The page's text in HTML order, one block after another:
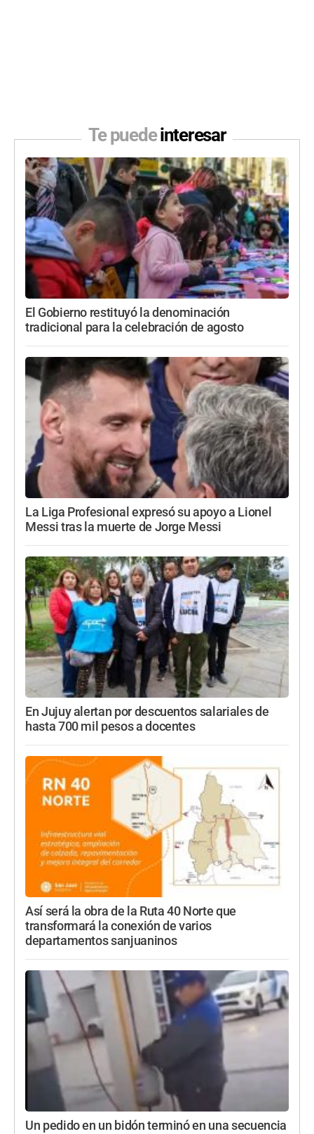
Te puedeinteresar
El Gobierno restituyó la denominación
tradicional para la celebración de agosto
La Liga Profesional expresó su apoyo a Lionel
Messi tras la muerte de Jorge Messi
En Jujuy alertan por descuentos salariales de
hasta 700 mil pesos a docentes
Así será la obra de la Ruta 40 Norte que
transformará la conexión de varios
departamentos sanjuaninos
Un pedido en un bidón terminó en una secuencia